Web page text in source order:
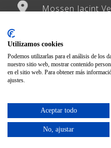
Mossen Jacint
Pago seguro:
Utilizamos cookies
Podemos utilizarlas para el análisis de los
nuestro sitio web, mostrar contenido
en el sitio web. Para obtener más
ajustes.
Aceptar todo
No, ajustar